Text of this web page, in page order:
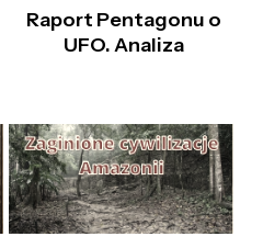
Raport Pentagonu o
UFO. Analiza